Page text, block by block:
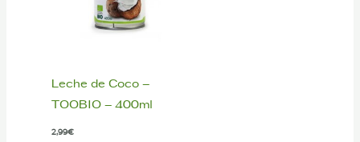
Leche de Coco –
TOOBIO – 400ml
2,99€